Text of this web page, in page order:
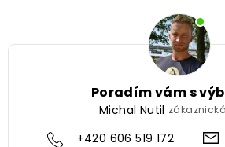
Poradím vám s
Michal Nutil
+420 606 519 172